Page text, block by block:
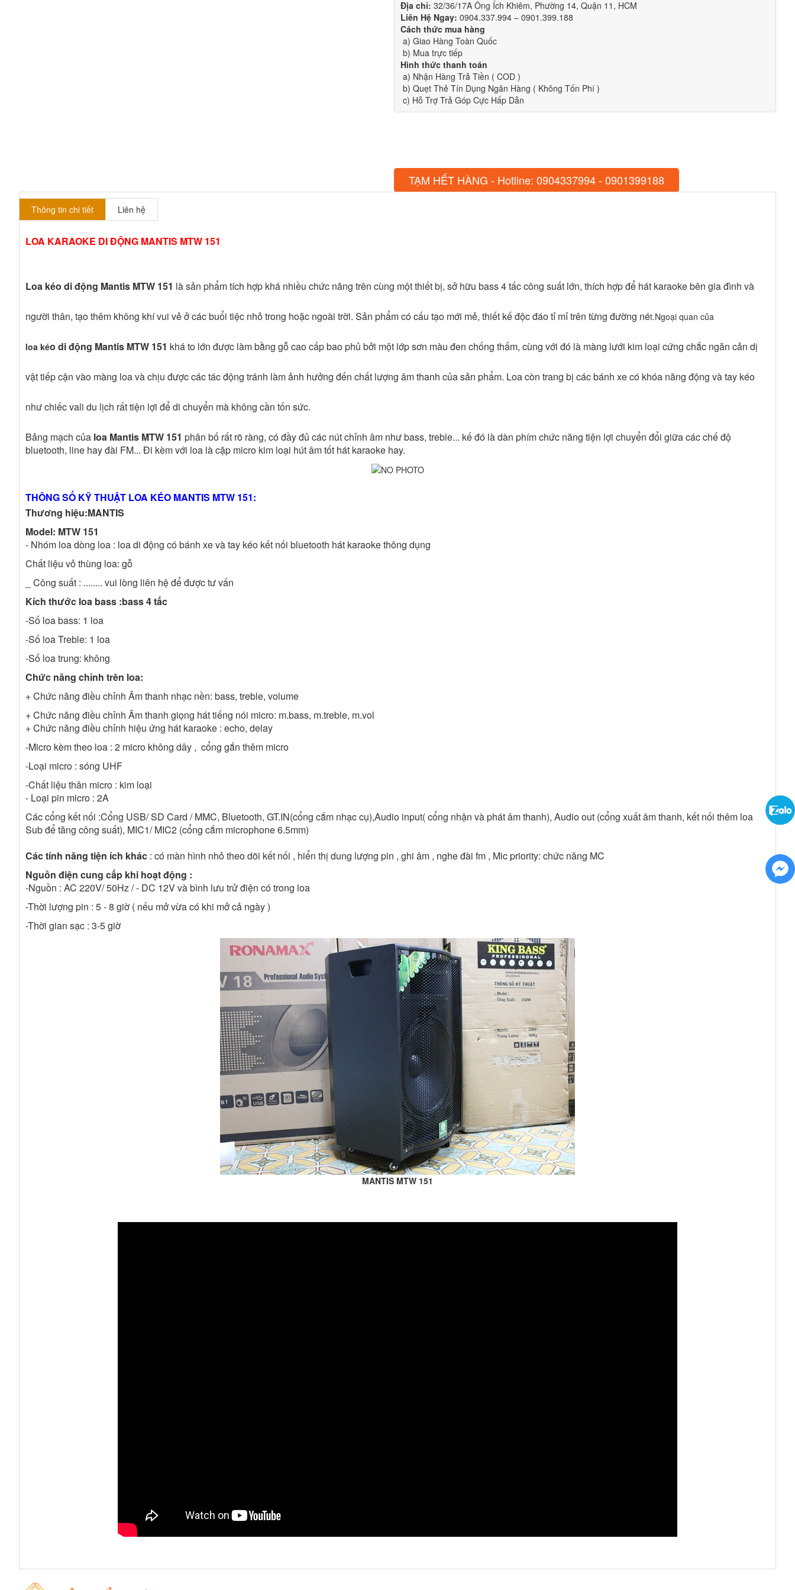
Địa chỉ: 32/36/17A Ông Ích Khiêm, Phường 14, Quận 11, HCM
Liên Hệ Ngay: 0904.337.994 – 0901.399.188
Cách thức mua hàng
a) Giao Hàng Toàn Quốc
b) Mua trực tiếp
Hình thức thanh toán
a) Nhận Hàng Trả Tiền ( COD )
b) Quẹt Thẻ Tín Dụng Ngân Hàng ( Không Tốn Phí )
c) Hỗ Trợ Trả Góp Cực Hấp Dẫn
TẠM HẾT HÀNG - Hotline: 0904337994 - 0901399188
Thông tin chi tiết Liên hệ
LOA KARAOKE DI ĐỘNG MANTIS MTW 151
Loa kéo di động Mantis MTW 151 là sản phẩm tích hợp khá nhiều chức năng trên cùng một thiết bị, sở hữu bass 4 tấc công suất lớn, thích hợp để hát karaoke bên gia đình và
người thân, tạo thêm không khí vui vẻ ở các buổi tiệc nhỏ trong hoặc ngoài trời. Sản phẩm có cấu tạo mới mẻ, thiết kế độc đáo tỉ mỉ trên từng đường nét.Ngoại quan của
loa kéo di động Mantis MTW 151 khá to lớn được làm bằng gỗ cao cấp bao phủ bởi một lớp sơn màu đen chống thấm, cùng với đó là màng lưới kim loại cứng chắc ngăn cản dị
vật tiếp cận vào màng loa và chịu được các tác động tránh làm ảnh hưởng đến chất lượng âm thanh của sản phẩm. Loa còn trang bị các bánh xe có khóa năng động và tay kéo
như chiếc vali du lịch rất tiện lợi để di chuyển mà không cần tốn sức.
Bảng mạch của loa Mantis MTW 151 phân bố rất rõ ràng, có đầy đủ các nút chỉnh âm như bass, treble... kế đó là dàn phím chức năng tiện lợi chuyển đổi giữa các chế độ
bluetooth, line hay đài FM... Đi kèm với loa là cặp micro kim loại hút âm tốt hát karaoke hay.
THÔNG SỐ KỸ THUẬT LOA KÉO MANTIS MTW 151:
Thương hiệu:MANTIS
Model: MTW 151
- Nhóm loa dòng loa : loa di động có bánh xe và tay kéo kết nối bluetooth hát karaoke thông dụng
Chất liệu vỏ thùng loa: gỗ
_ Công suất : ........ vui lòng liên hệ để được tư vấn
Kích thước loa bass :bass 4 tấc
-Số loa bass: 1 loa
-Số loa Treble: 1 loa
-Số loa trung: không
Chức năng chỉnh trên loa:
+ Chức năng điều chỉnh Âm thanh nhạc nền: bass, treble, volume
+ Chức năng điều chỉnh Âm thanh giọng hát tiếng nói micro: m.bass, m.treble, m.vol
+ Chức năng điều chỉnh hiệu ứng hát karaoke : echo, delay
-Micro kèm theo loa : 2 micro không dây , cổng gắn thêm micro
-Loại micro : sóng UHF
-Chất liệu thân micro : kim loại
- Loại pin micro : 2A
Các cổng kết nối :Cổng USB/ SD Card / MMC, Bluetooth, GT.IN(cổng cắm nhạc cụ),Audio input( cổng nhận và phát âm thanh), Audio out (cổng xuất âm thanh, kết nối thêm loa
Sub để tăng công suất), MIC1/ MIC2 (cổng cắm microphone 6.5mm)
Các tính năng tiện ích khác : có màn hình nhỏ theo dõi kết nối , hiển thị dung lượng pin , ghi âm , nghe đài fm , Mic priority: chức năng MC
Nguồn điện cung cấp khi hoạt động :
-Nguồn : AC 220V/ 50Hz / - DC 12V và bình lưu trử điện có trong loa
-Thời lượng pin : 5 - 8 giờ ( nếu mở vừa có khi mở cả ngày )
-Thời gian sạc : 3-5 giờ
MANTIS MTW 151